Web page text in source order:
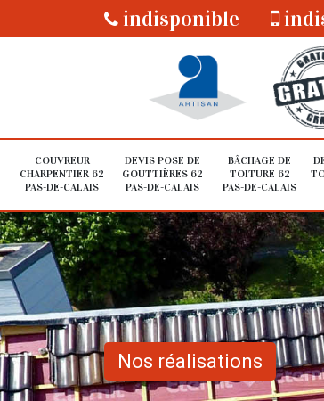
indisponible
COUVREUR
CHARPENTIER 62
PAS-DE-CALAIS
DEVIS POSE DE
GOUTTIÈRES 62
PAS-DE-CALAIS
BÂCHAGE DE
TOITURE 62
PAS-DE-CALAIS
Nos réalisations